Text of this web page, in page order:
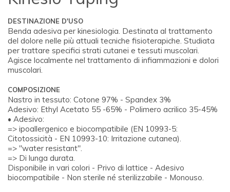
DESTINAZIONE D'USO
Benda adesiva per kinesiologia. Destinata al trattamento
del dolore nelle più attuali tecniche fisioterapiche. Studiata
per trattare specifici strati cutanei e tessuti muscolari.
Agisce localmente nel trattamento di infiammazioni e dolori
muscolari.
COMPOSIZIONE
Nastro in tessuto: Cotone 97% - Spandex 3%
Adesivo: Ethyl Acetato 55 -65% - Polimero acrilico 35-45%
• Adesivo:
=> ipoallergenico e biocompatibile (EN 10993-5:
Citotossicità - EN 10993-10: Irritazione cutanea).
=> "water resistant".
=> Di lunga durata.
Disponibile in vari colori - Privo di lattice - Adesivo
biocompatibile - Non sterile né sterilizzabile - Monouso.